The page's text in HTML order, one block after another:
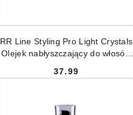
RR Line Styling Pro Light Crystals
Olejek nabłyszczający do włosów
Cena:
37.99